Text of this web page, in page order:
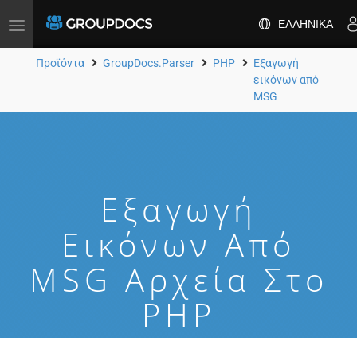
Toggle
ΕΛΛΗΝΙΚΆ
Προϊόντα GroupDocs.Parser PHP
Εξαγωγή
εικόνων από
MSG
Εξαγωγή
Εικόνων Από
MSG Αρχεία Στο
PHP